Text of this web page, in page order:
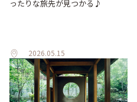
ったりな旅先が見つかる♪
2026.05.15